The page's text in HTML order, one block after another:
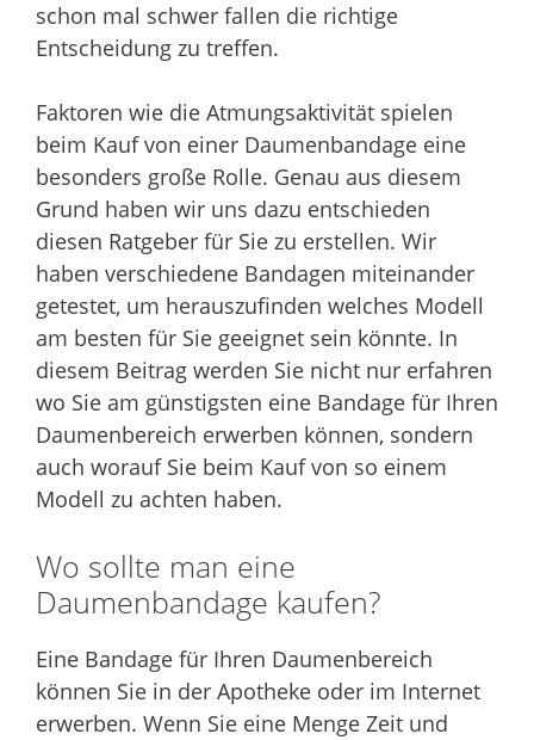
schon mal schwer fallen die richtige
Entscheidung zu treffen.
Faktoren wie die Atmungsaktivität spielen
beim Kauf von einer Daumenbandage eine
besonders große Rolle. Genau aus diesem
Grund haben wir uns dazu entschieden
diesen Ratgeber für Sie zu erstellen. Wir
haben verschiedene Bandagen miteinander
getestet, um herauszufinden welches Modell
am besten für Sie geeignet sein könnte. In
diesem Beitrag werden Sie nicht nur erfahren
wo Sie am günstigsten eine Bandage für Ihren
Daumenbereich erwerben können, sondern
auch worauf Sie beim Kauf von so einem
Modell zu achten haben.
Wo sollte man eine
Daumenbandage kaufen?
Eine Bandage für Ihren Daumenbereich
können Sie in der Apotheke oder im Internet
erwerben. Wenn Sie eine Menge Zeit und